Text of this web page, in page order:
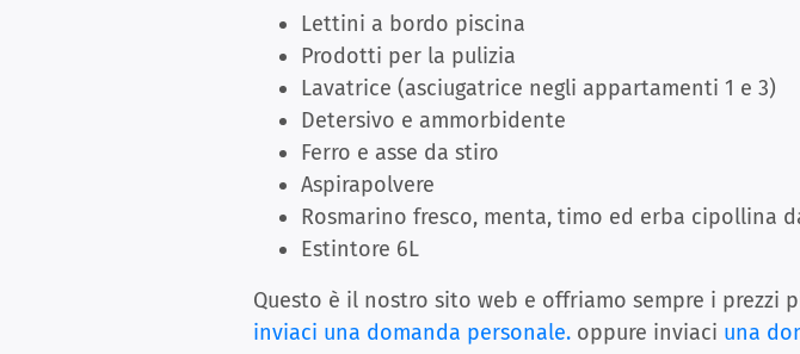
Lettini a bordo piscina
Prodotti per la pulizia
Lavatrice (asciugatrice negli appartamenti 1 e 3)
Detersivo e ammorbidente
Ferro e asse da stiro
Aspirapolvere
Rosmarino fresco, menta, timo ed erba cipollina
Estintore 6L
Questo è il nostro sito web e offriamo sempre i prezzi
inviaci una domanda personale. oppure inviaci una